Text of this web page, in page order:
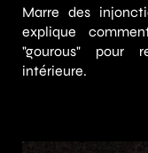
Marre des
explique
"gourous" pour
intérieure.